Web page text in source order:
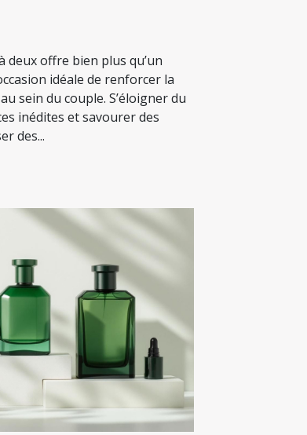
deux offre bien plus qu’un
idéale de renforcer la
sein du couple. S’éloigner du
inédites et savourer des
des...